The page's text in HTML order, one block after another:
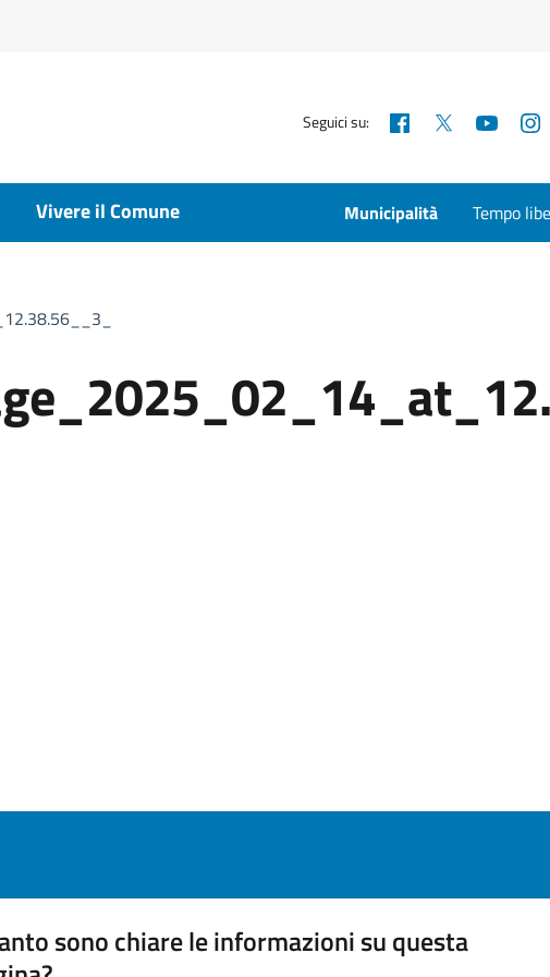
Seguici su: Facebook
Vivere il Comune Municipalità Tempo
sono chiare le informazioni su questa